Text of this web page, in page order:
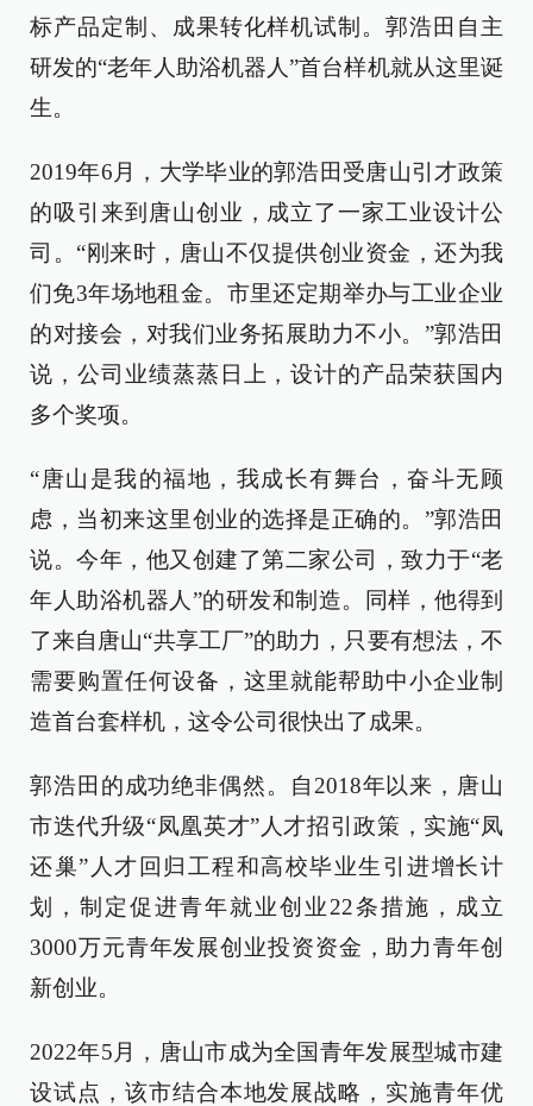
标产品定制、成果转化样机试制。郭浩田自主
研发的“老年人助浴机器人”首台样机就从这里诞
生。
2019年6月，大学毕业的郭浩田受唐山引才政策
的吸引来到唐山创业，成立了一家工业设计公
司。“刚来时，唐山不仅提供创业资金，还为我
们免3年场地租金。市里还定期举办与工业企业
的对接会，对我们业务拓展助力不小。”郭浩田
说，公司业绩蒸蒸日上，设计的产品荣获国内
多个奖项。
“唐山是我的福地，我成长有舞台，奋斗无顾
虑，当初来这里创业的选择是正确的。”郭浩田
说。今年，他又创建了第二家公司，致力于“老
年人助浴机器人”的研发和制造。同样，他得到
了来自唐山“共享工厂”的助力，只要有想法，不
需要购置任何设备，这里就能帮助中小企业制
造首台套样机，这令公司很快出了成果。
郭浩田的成功绝非偶然。自2018年以来，唐山
市迭代升级“凤凰英才”人才招引政策，实施“凤
还巢”人才回归工程和高校毕业生引进增长计
划，制定促进青年就业创业22条措施，成立
3000万元青年发展创业投资资金，助力青年创
新创业。
2022年5月，唐山市成为全国青年发展型城市建
设试点，该市结合本地发展战略，实施青年优